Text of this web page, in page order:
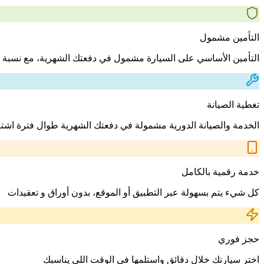
التأمين مشمول
التأمين الأساسي على السيارة مشمول في دفعتك الشهرية، مع
تغطية الصيانة
الخدمة والصيانة الدورية مشمولة في دفعتك الشهرية طوال فترة
خدمة رقمية بالكامل
كل شيء يتم بسهولة عبر التطبيق أو الموقع، بدون أوراق و تعقيدات
حجز فوري
اختر سيارتك خلال دقائق واستلمها في الوقت اللي يناسبك